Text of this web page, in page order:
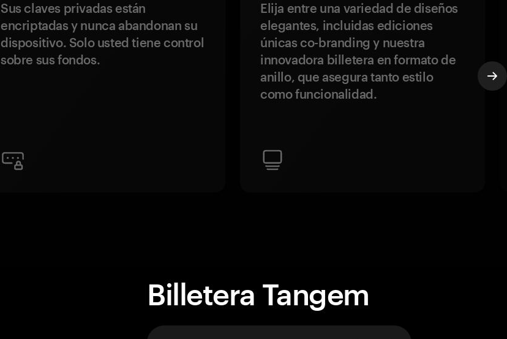
Sus claves privadas están
encriptadas y nunca abandonan su
dispositivo. Solo usted tiene control
sobre sus fondos.
Elija entre una variedad de diseños
elegantes, incluidas ediciones
únicas co-branding y nuestra
innovadora billetera en formato de
anillo, que asegura tanto estilo
como funcionalidad.
Billetera Tangem